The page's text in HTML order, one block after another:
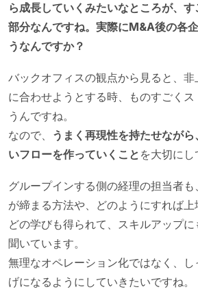
ら成長していくみたいなところが、
部分なんですね。実際にM&A後の各
うなんですか？
バックオフィスの観点から見ると、
に合わせようとする時、ものすごく
うんですね。
なので、 うまく再現性を持たせなが
いフローを作っていくこと を大切にし
グループインする側の経理の担当者
が締まる方法や、どのようにすれば
どの学びも得られて、スキルアップ
聞いています。
無理なオペレーション化ではなく、
げになるようにしていきたいですね。